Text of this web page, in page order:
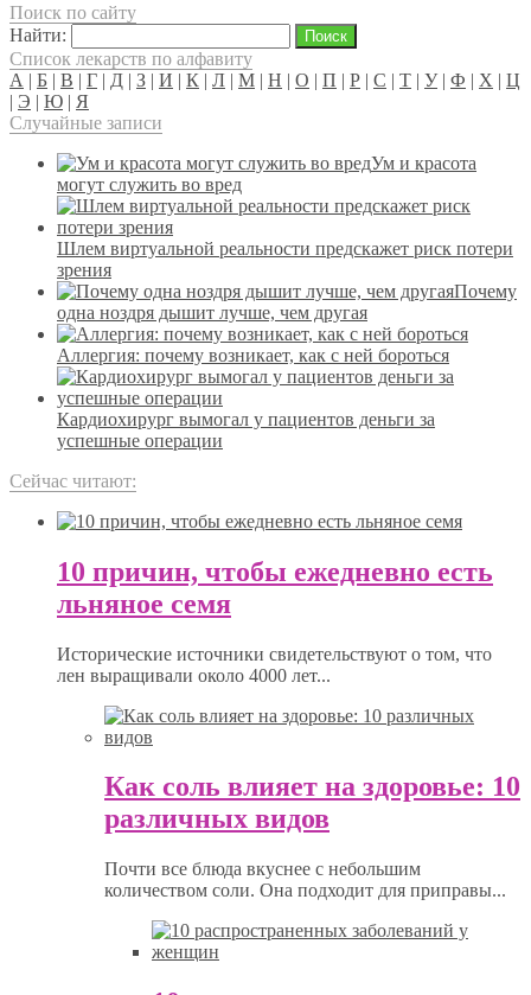
Поиск по сайту
Найти:
Список лекарств по алфавиту
А | Б | В | Г | Д | З | И | К | Л | М | Н | О | П | Р | С | Т | У| Ф | Х | Ц
| Э | Ю | Я
Случайные записи
Ум и красота
могут служить во вред
Шлем виртуальной реальности предскажет риск потери
зрения
Почему
одна ноздря дышит лучше, чем другая
Аллергия: почему возникает, как с ней бороться
Кардиохирург вымогал у пациентов деньги за
успешные операции
Сейчас читают:
10 причин, чтобы ежедневно есть
льняное семя
Исторические источники свидетельствуют о том, что
лен выращивали около 4000 лет...
Как соль влияет на здоровье: 10
различных видов
Почти все блюда вкуснее с небольшим
количеством соли. Она подходит для приправы...